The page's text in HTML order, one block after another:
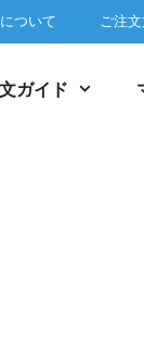
ついて ご注
ガイド